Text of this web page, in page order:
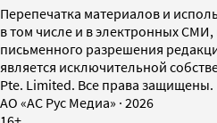
Перепечатка материалов и
в том числе и в электронных
письменного разрешения
является исключительной
Pte. Limited. Все права защищены.
AO «АС Рус Медиа» · 2026